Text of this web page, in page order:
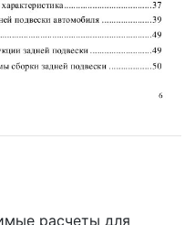
расчеты для